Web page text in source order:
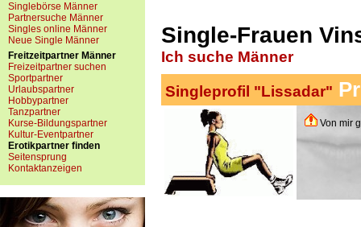
Singlebörse Männer
Partnersuche Männer
Singles online Männer
Neue Single Männer
Freitzeitpartner Männer
Freizeitpartner suchen
Sportpartner
Urlaubspartner
Hobbypartner
Tanzpartner
Kurse-Bildungspartner
Kultur-Eventpartner
Erotikpartner finden
Seitensprung
Kontaktanzeigen
Single-Frauen
Ich suche Männer
Singleprofil "Lissadar"
Von mir